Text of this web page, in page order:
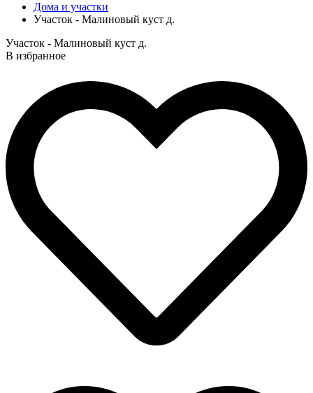
Дома и участки
Участок - Малиновый куст д.
Участок - Малиновый куст д.
В избранное